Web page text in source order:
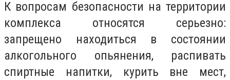
К вопросам безопасности на территории
комплекса относятся серьезно:
запрещено находиться в состоянии
алкогольного опьянения, распивать
спиртные напитки, курить вне мест,